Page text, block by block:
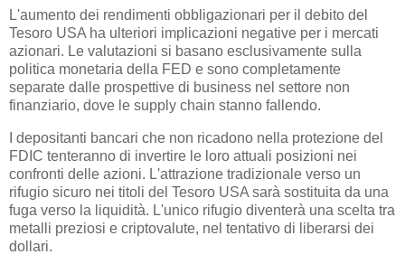
L'aumento dei rendimenti obbligazionari per il debito del
Tesoro USA ha ulteriori implicazioni negative per i mercati
azionari. Le valutazioni si basano esclusivamente sulla
politica monetaria della FED e sono completamente
separate dalle prospettive di business nel settore non
finanziario, dove le supply chain stanno fallendo.
I depositanti bancari che non ricadono nella protezione del
FDIC tenteranno di invertire le loro attuali posizioni nei
confronti delle azioni. L'attrazione tradizionale verso un
rifugio sicuro nei titoli del Tesoro USA sarà sostituita da una
fuga verso la liquidità. L'unico rifugio diventerà una scelta tra
metalli preziosi e criptovalute, nel tentativo di liberarsi dei
dollari.